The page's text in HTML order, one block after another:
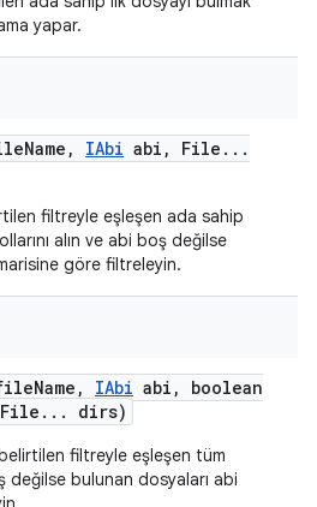
yapar.
Name , IAbi abi , File . . .
filtreyle eşleşen ada sahip
alın ve abi boş değilse
göre filtreleyin.
Name , IAbi abi ,
boolean
File . . . dirs)
filtreyle eşleşen tüm
değilse bulunan dosyaları abi